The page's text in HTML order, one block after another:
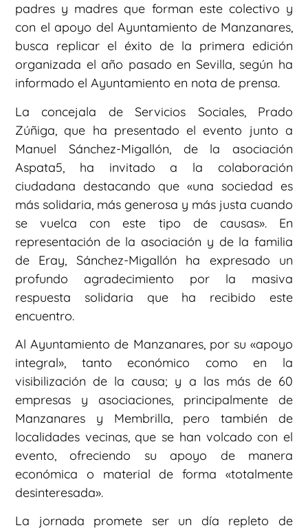
padres y madres que forman este colectivo y
con el apoyo del Ayuntamiento de Manzanares,
busca replicar el éxito de la primera edición
organizada el año pasado en Sevilla, según ha
informado el Ayuntamiento en nota de prensa.
La concejala de Servicios Sociales, Prado
Zúñiga, que ha presentado el evento junto a
Manuel Sánchez-Migallón, de la asociación
Aspata5, ha invitado a la colaboración
ciudadana destacando que «una sociedad es
más solidaria, más generosa y más justa cuando
se vuelca con este tipo de causas». En
representación de la asociación y de la familia
de Eray, Sánchez-Migallón ha expresado un
profundo agradecimiento por la masiva
respuesta solidaria que ha recibido este
encuentro.
Al Ayuntamiento de Manzanares, por su «apoyo
integral», tanto económico como en la
visibilización de la causa; y a las más de 60
empresas y asociaciones, principalmente de
Manzanares y Membrilla, pero también de
localidades vecinas, que se han volcado con el
evento, ofreciendo su apoyo de manera
económica o material de forma «totalmente
desinteresada».
La jornada promete ser un día repleto de